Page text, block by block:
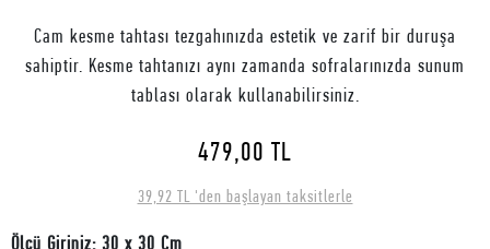
Cam kesme tahtası tezgahınızda estetik ve zarif bir duruşa
sahiptir. Kesme tahtanızı aynı zamanda sofralarınızda sunum
tablası olarak kullanabilirsiniz.
479,00 TL
39,92 TL 'den başlayan taksitlerle